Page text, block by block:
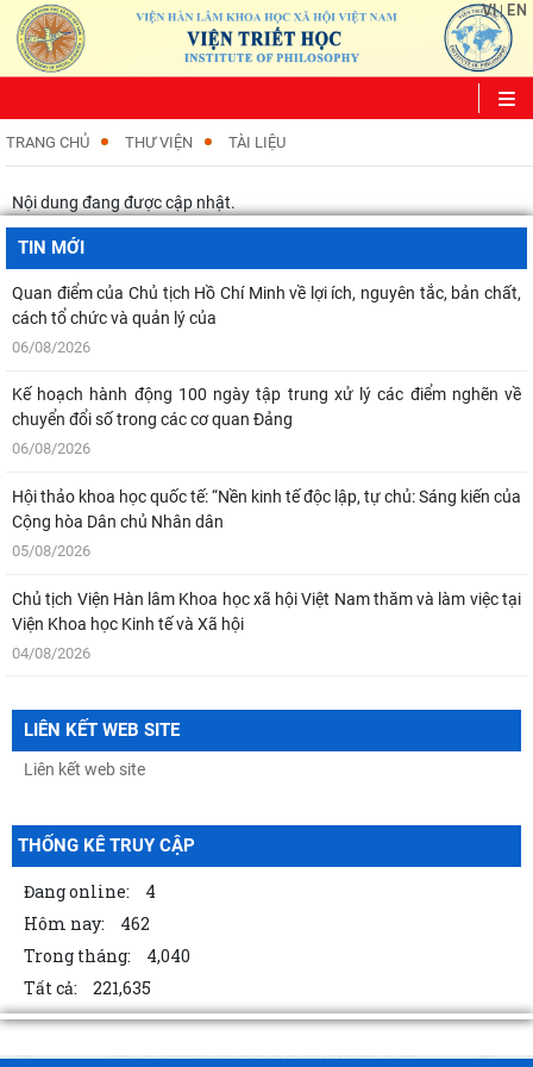
VI| EN
TRANG CHỦ THƯ VIỆN TÀI LIỆU
Nội dung đang được cập nhật.
TIN MỚI
Quan điểm của Chủ tịch Hồ Chí Minh về lợi ích, nguyên tắc, bản chất,
cách tổ chức và quản lý của
06/08/2026
Kế hoạch hành động 100 ngày tập trung xử lý các điểm nghẽn về
chuyển đổi số trong các cơ quan Đảng
06/08/2026
Hội thảo khoa học quốc tế: “Nền kinh tế độc lập, tự chủ: Sáng kiến của
Cộng hòa Dân chủ Nhân dân
05/08/2026
Chủ tịch Viện Hàn lâm Khoa học xã hội Việt Nam thăm và làm việc tại
Viện Khoa học Kinh tế và Xã hội
04/08/2026
thống - Vững bước tương lai"
04/08/2026
tại Phiên họp Ban Chỉ đạo Trung
04/08/2026
Khai mạc trưng bày “Kết nối truyền thống, vững bước tương lai”
03/08/2026
TỪ QUAN NIỆM CỦA C.MÁC VỀ CÔNG BẰNG PHÂN PHỐI ĐẾN
NGUYÊN TẮC PHÂN PHỐI TRONG NỀN KINH TẾ THỊ TRƯỜNG
LIÊN KẾT WEB SITE
THỐNG KÊ TRUY CẬP
Đang online:
4
Hôm nay:
462
Trong tháng:
4,040
Tất cả:
221,635